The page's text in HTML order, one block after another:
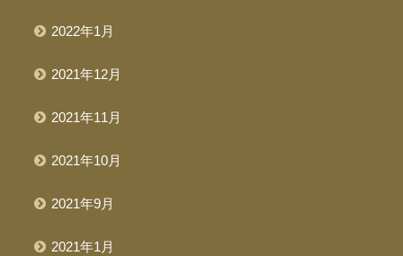
2022年1月
2021年12月
2021年11月
2021年10月
2021年9月
2021年1月